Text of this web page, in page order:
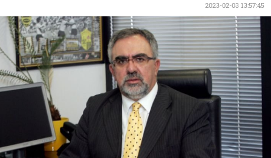
2023-02-03 13:57:45